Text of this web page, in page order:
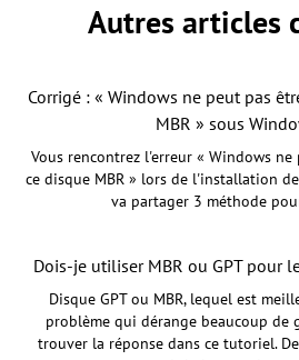
Autres articles
Corrigé : « Windows ne peut pas
MBR » sous
Vous rencontrez l'erreur « Windows
ce disque MBR » lors de l'installation
va partager 3 méthode
Dois-je utiliser MBR ou GPT pour
Disque GPT ou MBR, lequel est
problème qui dérange beaucoup de
trouver la réponse dans ce tutoriel.